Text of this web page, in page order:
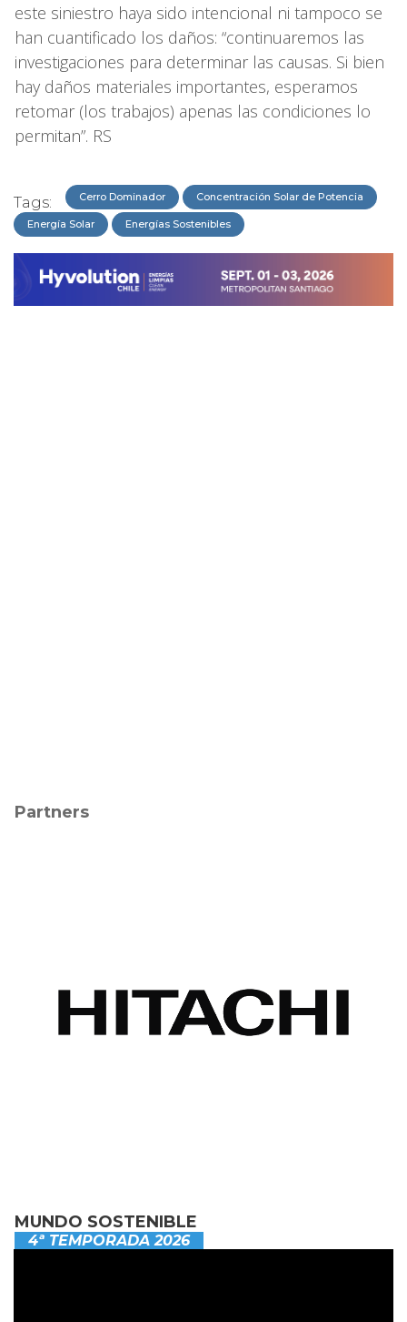
este siniestro haya sido intencional ni tampoco se
han cuantificado los daños: “continuaremos las
investigaciones para determinar las causas. Si bien
hay daños materiales importantes, esperamos
retomar (los trabajos) apenas las condiciones lo
permitan”. RS
Tags: Cerro Dominador Concentración Solar de Potencia
Energía Solar Energías Sostenibles
Partners
MUNDO SOSTENIBLE
4ª TEMPORADA 2026